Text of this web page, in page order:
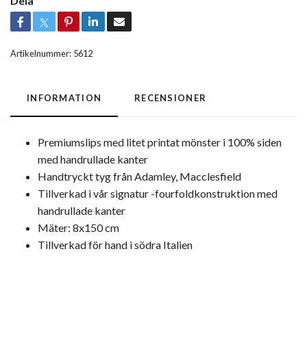
Artikelnummer: 5612
INFORMATION RECENSIONER
Premiumslips med litet printat mönster i 100% siden
med handrullade kanter
Handtryckt tyg från Adamley, Macclesfield
Tillverkad i vår signatur -fourfoldkonstruktion med
handrullade kanter
Mäter: 8x150 cm
Tillverkad för hand i södra Italien